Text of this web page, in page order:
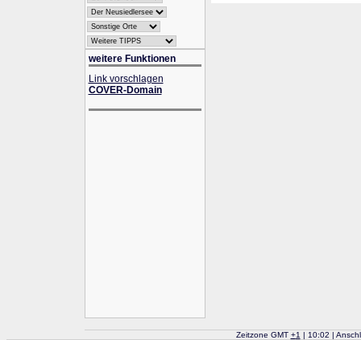
weitere Funktionen
Link vorschlagen
COVER-Domain
Zeitzone GMT +1 | 10:02 |